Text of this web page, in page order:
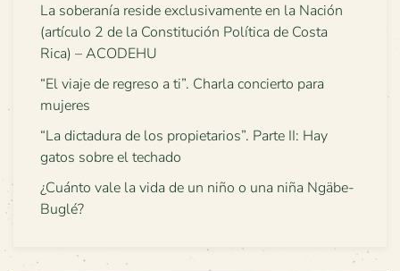
La soberanía reside exclusivamente en la Nación
(artículo 2 de la Constitución Política de Costa
Rica) – ACODEHU
“El viaje de regreso a ti”. Charla concierto para
mujeres
“La dictadura de los propietarios”. Parte II: Hay
gatos sobre el techado
¿Cuánto vale la vida de un niño o una niña Ngäbe-
Buglé?